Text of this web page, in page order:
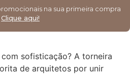
na sua primeira compra
Clique aqui!
sofisticação? A torneira
de arquitetos por unir